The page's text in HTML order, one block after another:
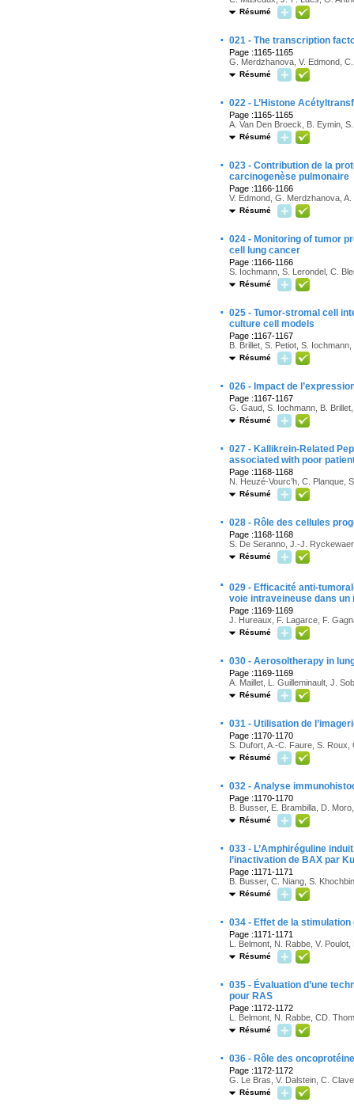
Résumé
· 021 - The transcription
Page :1165-1165
G. Merdzhanova, V. Edmond,
Résumé
· 022 - L’Histone
Page :1165-1165
A. Van Den Broeck, B. Eymin,
Résumé
· 023 - Contribution de la
carcinogenèse pulmonaire
Page :1166-1166
V. Edmond, G. Merdzhanova,
Résumé
· 024 - Monitoring of tumor
cell lung cancer
Page :1166-1166
S. Iochmann, S. Lerondel, C.
Résumé
· 025 - Tumor-stromal cell
culture cell models
Page :1167-1167
B. Brillet, S. Petiot, S.
Résumé
· 026 - Impact de
Page :1167-1167
G. Gaud, S. Iochmann, B.
Résumé
· 027 - Kallikrein-Related
associated with poor
Page :1168-1168
N. Heuzé-Vourc’h, C.
Résumé
· 028 - Rôle des cellules
Page :1168-1168
S. De Seranno, J.-J.
Résumé
· 029 - Efficacité anti-
voie intraveineuse dans un
Page :1169-1169
J. Hureaux, F. Lagarce, F.
Résumé
· 030 - Aerosoltherapy in
Page :1169-1169
A. Maillet, L. Guilleminault, J.
Résumé
· 031 - Utilisation de
Page :1170-1170
S. Dufort, A.-C. Faure, S. Roux,
Résumé
· 032 - Analyse
Page :1170-1170
B. Busser, E. Brambilla, D.
Résumé
· 033 - L’Amphiréguline
l’inactivation de BAX par
Page :1171-1171
B. Busser, C. Niang, S.
Résumé
· 034 - Effet de la
Page :1171-1171
L. Belmont, N. Rabbe, V.
Résumé
· 035 - Évaluation d’une
pour RAS
Page :1172-1172
L. Belmont, N. Rabbe, CD.
Résumé
· 036 - Rôle des
Page :1172-1172
G. Le Bras, V. Dalstein, C.
Résumé